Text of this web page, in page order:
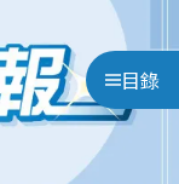
目錄